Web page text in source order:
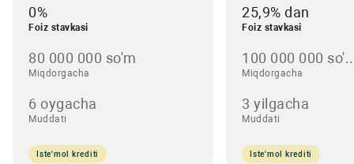
0%
Foiz stavkasi
80 000 000 so'm
Miqdorgacha
6 oygacha
Muddati
Iste'mol krediti
25,9% dan
Foiz stavkasi
100 000 000
Miqdorgacha
3 yilgacha
Muddati
Iste'mol krediti